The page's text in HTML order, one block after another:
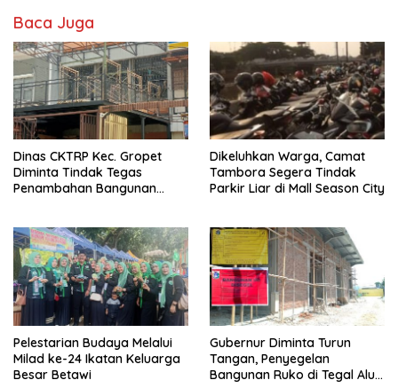
Baca Juga
Dinas CKTRP Kec. Gropet
Diminta Tindak Tegas
Penambahan Bangunan
Dikeluhkan Warga, Camat
Tambora Segera Tindak
Parkir Liar di Mall Season City
Pelestarian Budaya Melalui
Milad ke-24 Ikatan Keluarga
Besar Betawi
Gubernur Diminta Turun
Tangan, Penyegelan
Bangunan Ruko di Tegal Alur